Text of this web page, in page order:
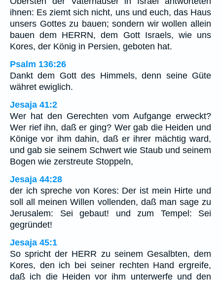
ihnen: Es ziemt sich nicht, uns und euch, das Haus
unsers Gottes zu bauen; sondern wir wollen allein
bauen dem HERRN, dem Gott Israels, wie uns
Kores, der König in Persien, geboten hat.
Psalm 136:26
Dankt dem Gott des Himmels, denn seine Güte
währet ewiglich.
Jesaja 41:2
Wer hat den Gerechten vom Aufgange erweckt?
Wer rief ihn, daß er ging? Wer gab die Heiden und
Könige vor ihm dahin, daß er ihrer mächtig ward,
und gab sie seinem Schwert wie Staub und seinem
Bogen wie zerstreute Stoppeln,
Jesaja 44:28
der ich spreche von Kores: Der ist mein Hirte und
soll all meinen Willen vollenden, daß man sage zu
Jerusalem: Sei gebaut! und zum Tempel: Sei
gegründet!
Jesaja 45:1
So spricht der HERR zu seinem Gesalbten, dem
Kores, den ich bei seiner rechten Hand ergreife,
daß ich die Heiden vor ihm unterwerfe und den